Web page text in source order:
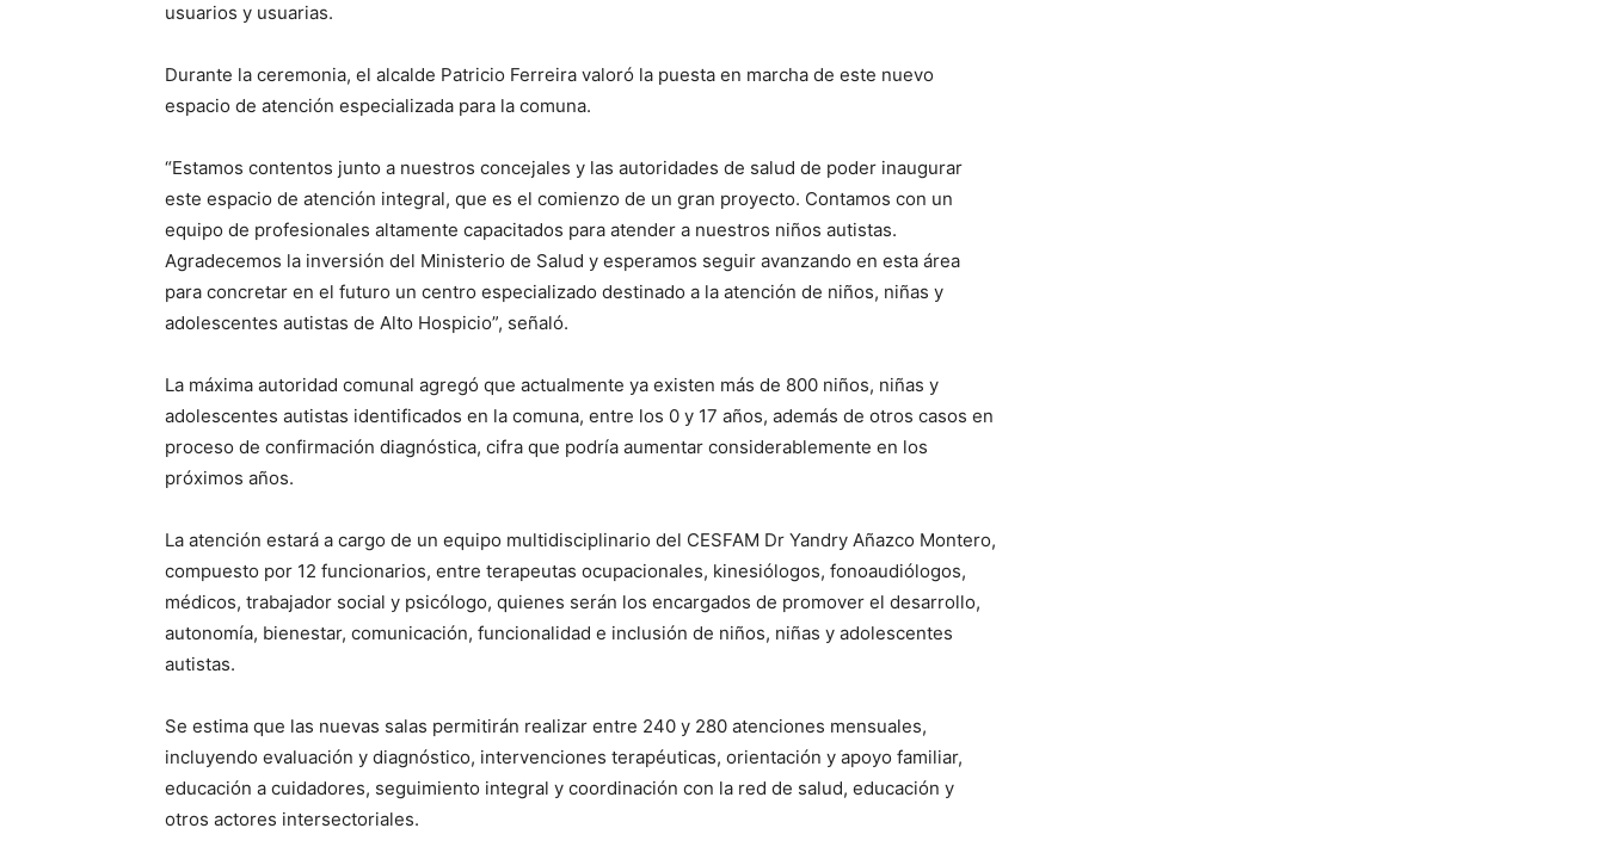
usuarios y usuarias.
Durante la ceremonia, el alcalde Patricio Ferreira valoró la puesta en marcha de este nuevo
espacio de atención especializada para la comuna.
“Estamos contentos junto a nuestros concejales y las autoridades de salud de poder inaugurar
este espacio de atención integral, que es el comienzo de un gran proyecto. Contamos con un
equipo de profesionales altamente capacitados para atender a nuestros niños autistas.
Agradecemos la inversión del Ministerio de Salud y esperamos seguir avanzando en esta área
para concretar en el futuro un centro especializado destinado a la atención de niños, niñas y
adolescentes autistas de Alto Hospicio”, señaló.
La máxima autoridad comunal agregó que actualmente ya existen más de 800 niños, niñas y
adolescentes autistas identificados en la comuna, entre los 0 y 17 años, además de otros casos en
proceso de confirmación diagnóstica, cifra que podría aumentar considerablemente en los
próximos años.
La atención estará a cargo de un equipo multidisciplinario del CESFAM Dr Yandry Añazco Montero,
compuesto por 12 funcionarios, entre terapeutas ocupacionales, kinesiólogos, fonoaudiólogos,
médicos, trabajador social y psicólogo, quienes serán los encargados de promover el desarrollo,
autonomía, bienestar, comunicación, funcionalidad e inclusión de niños, niñas y adolescentes
autistas.
Se estima que las nuevas salas permitirán realizar entre 240 y 280 atenciones mensuales,
incluyendo evaluación y diagnóstico, intervenciones terapéuticas, orientación y apoyo familiar,
educación a cuidadores, seguimiento integral y coordinación con la red de salud, educación y
otros actores intersectoriales.